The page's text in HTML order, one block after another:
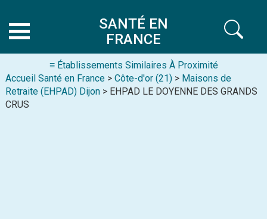
SANTÉ EN
FRANCE
≡ Établissements Similaires À Proximité
Accueil Santé en France > Côte-d'or (21) > Maisons de
Retraite (EHPAD) Dijon > EHPAD LE DOYENNE DES GRANDS
CRUS